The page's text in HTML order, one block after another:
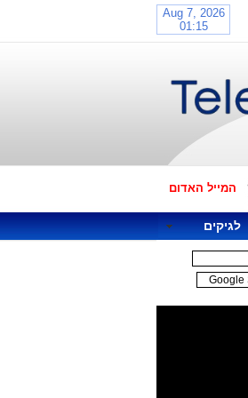
המייל האדום
לגיקים